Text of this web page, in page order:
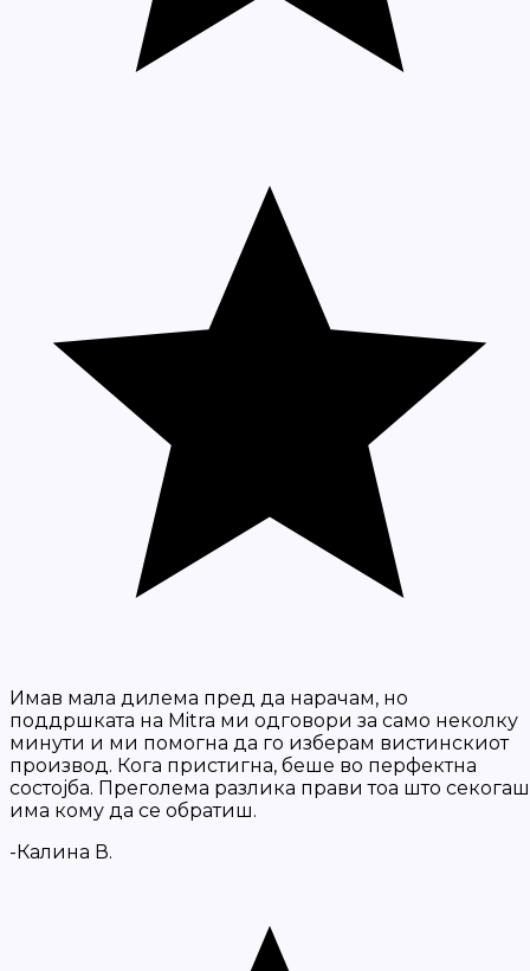
Имав мала дилема пред да нарачам, но
поддршката на Mitra ми одговори за само неколку
минути и ми помогна да го изберам вистинскиот
производ. Кога пристигна, беше во перфектна
состојба. Преголема разлика прави тоа што секогаш
има кому да се обратиш.
-Калина В.